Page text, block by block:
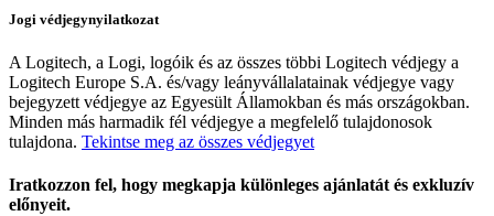
Jogi védjegynyilatkozat
A Logitech, a Logi, logóik és az összes többi Logitech védjegy a
Logitech Europe S.A. és/vagy leányvállalatainak védjegye vagy
bejegyzett védjegye az Egyesült Államokban és más országokban.
Minden más harmadik fél védjegye a megfelelő tulajdonosok
tulajdona. Tekintse meg az összes védjegyet
Iratkozzon fel, hogy megkapja különleges ajánlatát és exkluzív
előnyeit.